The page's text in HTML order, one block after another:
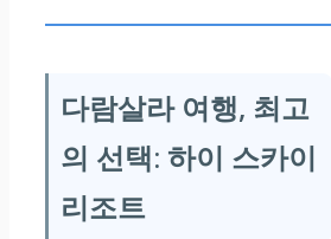
다람살라 여행, 최고
의 선택: 하이 스카이
리조트